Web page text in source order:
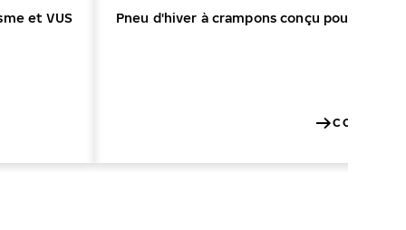
et VUS Pneu d'hiver à crampons conçu pour offrir